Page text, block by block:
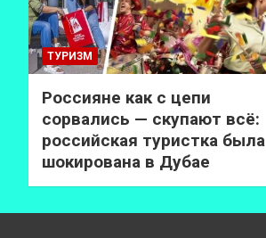
ТУРИЗМ
Россияне как с цепи
сорвались — скупают всё:
российская туристка была
шокирована в Дубае